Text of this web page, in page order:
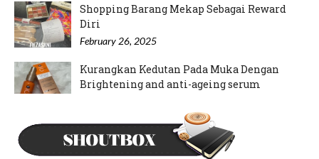
Shopping Barang Mekap Sebagai Reward
Diri
February 26, 2025
Kurangkan Kedutan Pada Muka Dengan
Brightening and anti-ageing serum
Mood Rajin Nak Pakai Inai Kuku
May 21, 2024